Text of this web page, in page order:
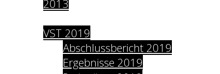
2013
VST 2019
Abschlussbericht 2019
Ergebnisse 2019